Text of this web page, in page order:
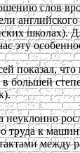
слов
эту
показал,
в большей
неуклонно
труда к
между